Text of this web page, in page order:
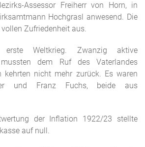
Assessor Freiherr von Horn, in
Hochgrasl anwesend. Die
Zufriedenheit aus.
Weltkrieg. Zwanzig aktive
mussten dem Ruf des Vaterlandes
kehrten nicht mehr zurück. Es waren
und Franz Fuchs, beide aus
der Inflation 1922/23 stellte
auf null.